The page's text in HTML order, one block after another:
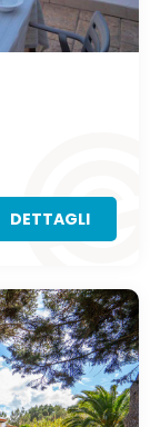
DETTAGLI